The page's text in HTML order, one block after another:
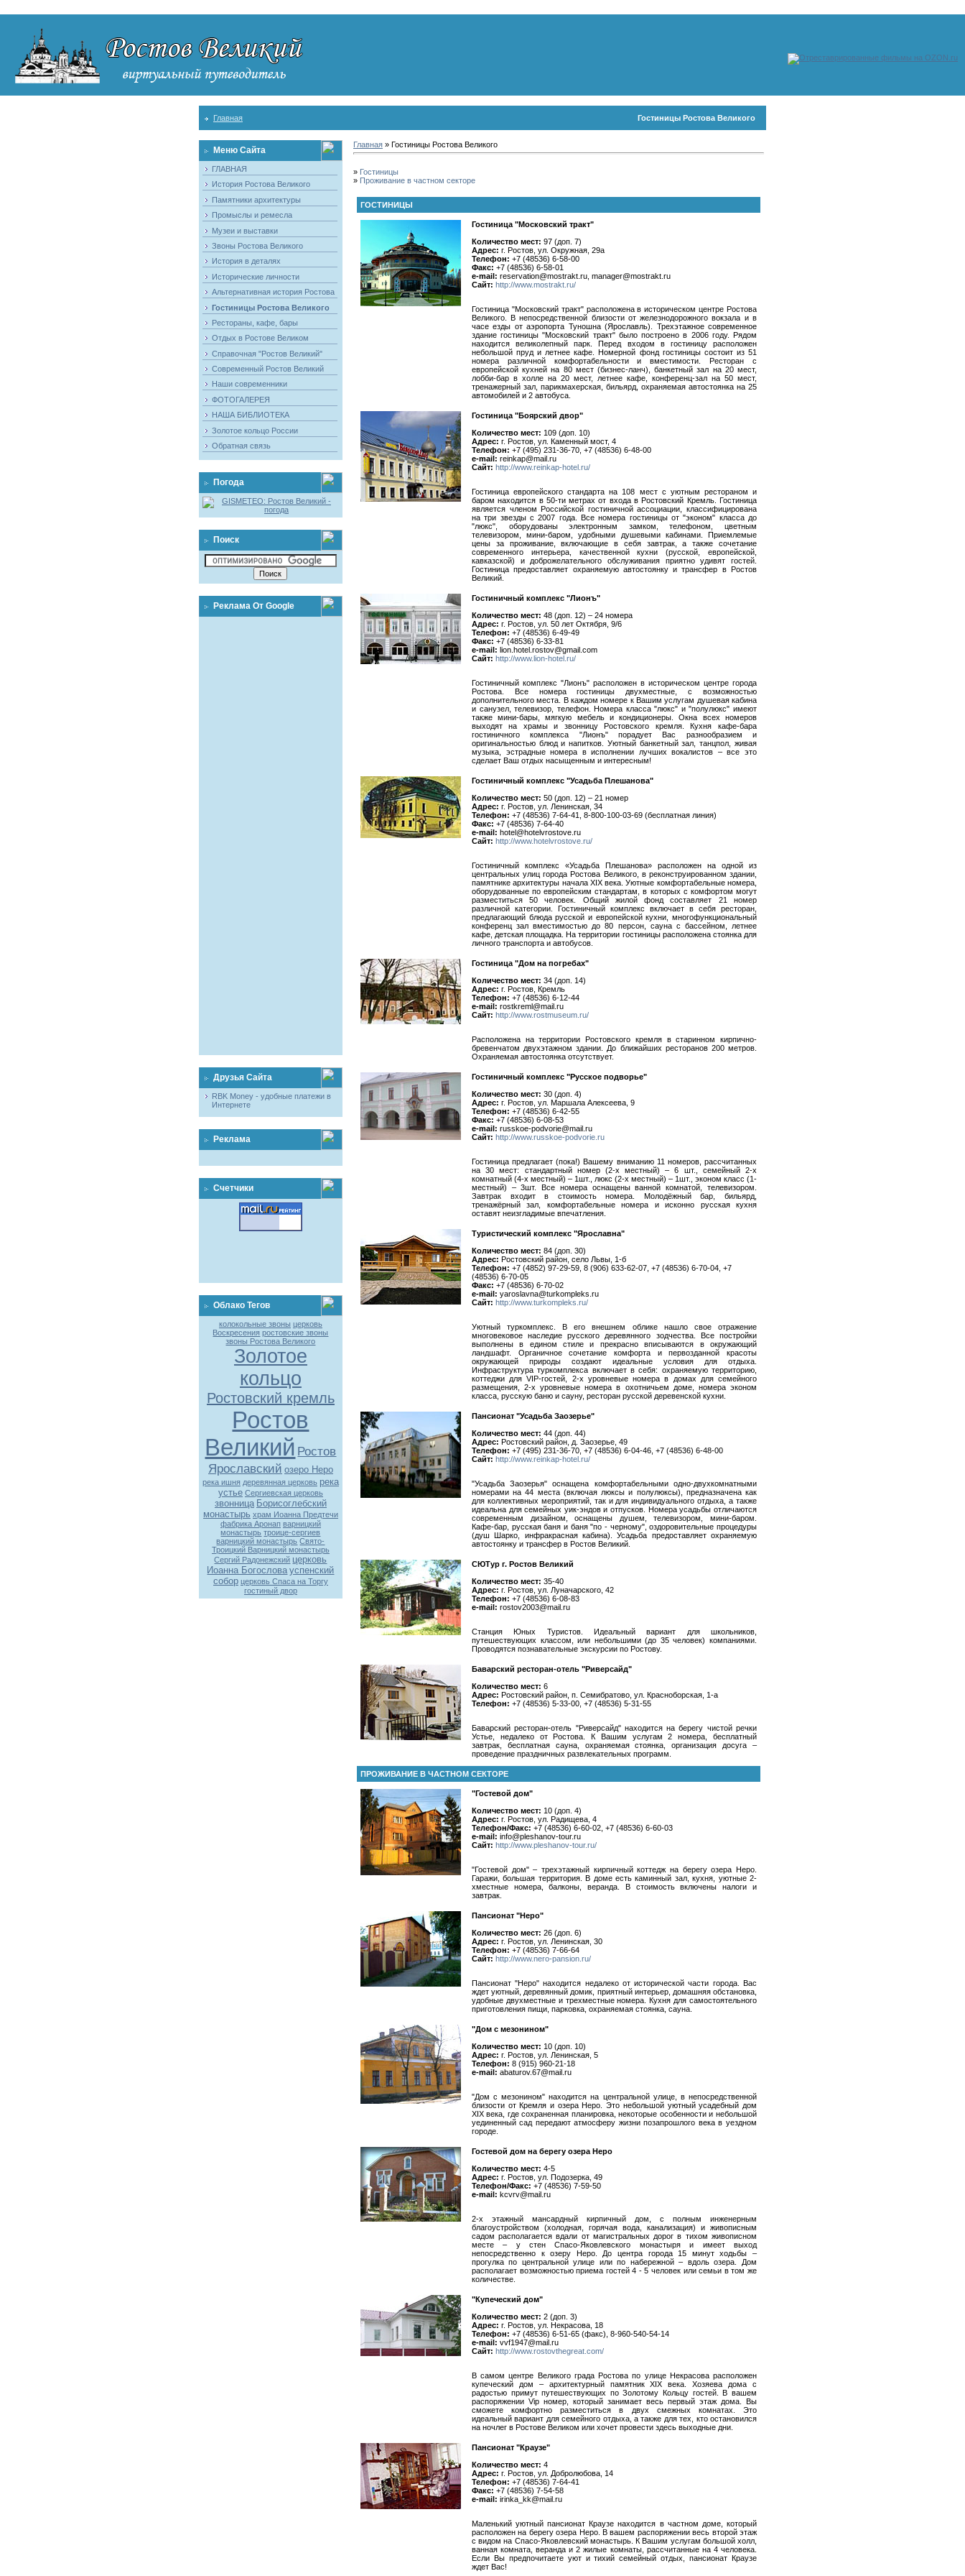
Главная Гостиницы Ростова Великого
Меню Сайта
ГЛАВНАЯ
История Ростова Великого
Памятники архитектуры
Промыслы и ремесла
Музеи и выставки
Звоны Ростова Великого
История в деталях
Исторические личности
Альтернативная история Ростова
Гостиницы Ростова Великого
Рестораны, кафе, бары
Отдых в Ростове Великом
Справочная "Ростов Великий"
Современный Ростов Великий
Наши современники
ФОТОГАЛЕРЕЯ
НАША БИБЛИОТЕКА
Золотое кольцо России
Обратная связь
Погода
Поиск
Реклама От Google
Друзья Сайта
RBK Money - удобные платежи в
Интернете
Реклама
Счетчики
Облако Тегов
колокольные звоны церковь
Воскресения ростовские звоны
звоны Ростова Великого
Золотое
кольцо
Ростовский кремль
Ростов
Великий Ростов
Ярославский озеро Неро
река ишня деревянная церковь река
устье Сергиевская церковь
звонница Борисоглебский
монастырь храм Иоанна Предтечи
фабрика Аронап варницкий
монастырь троице-сергиев
варницкий монастырь Свято-
Троицкий Варницкий монастырь
Сергий Радонежский церковь
Иоанна Богослова успенский
собор церковь Спаса на Торгу
гостиный двор
Главная» Гостиницы Ростова Великого
» Гостиницы
» Проживание в частном секторе
ГОСТИНИЦЫ
Гостиница "Московский тракт"
Количество мест: 97 (доп. 7)
Адрес: г. Ростов, ул. Окружная, 29а
Телефон: +7 (48536) 6-58-00
Факс: +7 (48536) 6-58-01
e-mail: reservation@mostrakt.ru, manager@mostrakt.ru
Сайт: http://www.mostrakt.ru/
Гостиница "Московский тракт" расположена в историческом центре Ростова
Великого. В непосредственной близости от железнодорожного вокзала и в
часе езды от аэропорта Туношна (Ярославль). Трехэтажное современное
здание гостиницы "Московский тракт" было построено в 2006 году. Рядом
находится великолепный парк. Перед входом в гостиницу расположен
небольшой пруд и летнее кафе. Номерной фонд гостиницы состоит из 51
номера различной комфортабельности и вместимости. Ресторан с
европейской кухней на 80 мест (бизнес-ланч), банкетный зал на 20 мест,
лобби-бар в холле на 20 мест, летнее кафе, конференц-зал на 50 мест,
тренажерный зал, парикмахерская, бильярд, охраняемая автостоянка на 25
автомобилей и 2 автобуса.
Гостиница "Боярский двор"
Количество мест: 109 (доп. 10)
Адрес: г. Ростов, ул. Каменный мост, 4
Телефон: +7 (495) 231-36-70, +7 (48536) 6-48-00
e-mail: reinkap@mail.ru
Сайт: http://www.reinkap-hotel.ru/
Гостиница европейского стандарта на 108 мест с уютным рестораном и
баром находится в 50-ти метрах от входа в Ростовский Кремль. Гостиница
является членом Российской гостиничной ассоциации, классифицирована
на три звезды с 2007 года. Все номера гостиницы от "эконом" класса до
"люкс", оборудованы электронным замком, телефоном, цветным
телевизором, мини-баром, удобными душевыми кабинами. Приемлемые
цены за проживание, включающие в себя завтрак, а также сочетание
современного интерьера, качественной кухни (русской, европейской,
кавказской) и доброжелательного обслуживания приятно удивят гостей.
Гостиница предоставляет охраняемую автостоянку и трансфер в Ростов
Великий.
Гостиничный комплекс "Лионъ"
Количество мест: 48 (доп. 12) – 24 номера
Адрес: г. Ростов, ул. 50 лет Октября, 9/6
Телефон: +7 (48536) 6-49-49
Факс: +7 (48536) 6-33-81
e-mail: lion.hotel.rostov@gmail.com
Сайт: http://www.lion-hotel.ru/
Гостиничный комплекс "Лионъ" расположен в историческом центре города
Ростова. Все номера гостиницы двухместные, с возможностью
дополнительного места. В каждом номере к Вашим услугам душевая кабина
и санузел, телевизор, телефон. Номера класса "люкс" и "полулюкс" имеют
также мини-бары, мягкую мебель и кондиционеры. Окна всех номеров
выходят на храмы и звонницу Ростовского кремля. Кухня кафе-бара
гостиничного комплекса "Лионъ" порадует Вас разнообразием и
оригинальностью блюд и напитков. Уютный банкетный зал, танцпол, живая
музыка, эстрадные номера в исполнении лучших вокалистов – все это
сделает Ваш отдых насыщенным и интересным!
Гостиничный комплекс "Усадьба Плешанова"
Количество мест: 50 (доп. 12) – 21 номер
Адрес: г. Ростов, ул. Ленинская, 34
Телефон: +7 (48536) 7-64-41, 8-800-100-03-69 (бесплатная линия)
Факс: +7 (48536) 7-64-40
e-mail: hotel@hotelvrostove.ru
Сайт: http://www.hotelvrostove.ru/
Гостиничный комплекс «Усадьба Плешанова» расположен на одной из
центральных улиц города Ростова Великого, в реконструированном здании,
памятнике архитектуры начала ХIХ века. Уютные комфортабельные номера,
оборудованные по европейским стандартам, в которых с комфортом могут
разместиться 50 человек. Общий жилой фонд составляет 21 номер
различной категории. Гостиничный комплекс включает в себя ресторан,
предлагающий блюда русской и европейской кухни, многофункциональный
конференц зал вместимостью до 80 персон, сауна с бассейном, летнее
кафе, детская площадка. На территории гостиницы расположена стоянка для
личного транспорта и автобусов.
Гостиница "Дом на погребах"
Количество мест: 34 (доп. 14)
Адрес: г. Ростов, Кремль
Телефон: +7 (48536) 6-12-44
e-mail: rostkreml@mail.ru
Сайт: http://www.rostmuseum.ru/
Расположена на территории Ростовского кремля в старинном кирпично-
бревенчатом двухэтажном здании. До ближайших ресторанов 200 метров.
Охраняемая автостоянка отсутствует.
Гостиничный комплекс "Русское подворье"
Количество мест: 30 (доп. 4)
Адрес: г. Ростов, ул. Маршала Алексеева, 9
Телефон: +7 (48536) 6-42-55
Факс: +7 (48536) 6-08-53
e-mail: russkoe-podvorie@mail.ru
Сайт: http://www.russkoe-podvorie.ru
Гостиница предлагает (пока!) Вашему вниманию 11 номеров, рассчитанных
на 30 мест: стандартный номер (2-х местный) – 6 шт., семейный 2-х
комнатный (4-х местный) – 1шт., люкс (2-х местный) – 1шт., эконом класс (1-
местный) – 3шт. Все номера оснащены ванной комнатой, телевизором.
Завтрак входит в стоимость номера. Молодёжный бар, бильярд,
тренажёрный зал, комфортабельные номера и исконно русская кухня
оставят неизгладимые впечатления.
Туристический комплекс "Ярославна"
Количество мест: 84 (доп. 30)
Адрес: Ростовский район, село Львы, 1-б
Телефон: +7 (4852) 97-29-59, 8 (906) 633-62-07, +7 (48536) 6-70-04, +7
(48536) 6-70-05
Факс: +7 (48536) 6-70-02
e-mail: yaroslavna@turkompleks.ru
Сайт: http://www.turkompleks.ru/
Уютный туркомплекс. В его внешнем облике нашло свое отражение
многовековое наследие русского деревянного зодчества. Все постройки
выполнены в едином стиле и прекрасно вписываются в окружающий
ландшафт. Органичное сочетание комфорта и первозданной красоты
окружающей природы создают идеальные условия для отдыха.
Инфраструктура туркомплекса включает в себя: охраняемую территорию,
коттеджи для VIP-гостей, 2-х уровневые номера в домах для семейного
размещения, 2-х уровневые номера в охотничьем доме, номера эконом
класса, русскую баню и сауну, ресторан русской деревенской кухни.
Пансионат "Усадьба Заозерье"
Количество мест: 44 (доп. 44)
Адрес: Ростовский район, д. Заозерье, 49
Телефон: +7 (495) 231-36-70, +7 (48536) 6-04-46, +7 (48536) 6-48-00
Сайт: http://www.reinkap-hotel.ru/
"Усадьба Заозерья" оснащена комфортабельными одно-двухкомнатными
номерами на 44 места (включая люксы и полулюксы), предназначена как
для коллективных мероприятий, так и для индивидуального отдыха, а также
идеальна для семейных уик-эндов и отпусков. Номера усадьбы отличаются
современным дизайном, оснащены душем, телевизором, мини-баром.
Кафе-бар, русская баня и баня "по - черному", оздоровительные процедуры
(душ Шарко, инфракрасная кабина). Усадьба предоставляет охраняемую
автостоянку и трансфер в Ростов Великий.
СЮТур г. Ростов Великий
Количество мест: 35-40
Адрес: г. Ростов, ул. Луначарского, 42
Телефон: +7 (48536) 6-08-83
e-mail: rostov2003@mail.ru
Станция Юных Туристов. Идеальный вариант для школьников,
путешествующих классом, или небольшими (до 35 человек) компаниями.
Проводятся познавательные экскурсии по Ростову.
Баварский ресторан-отель "Риверсайд"
Количество мест: 6
Адрес: Ростовский район, п. Семибратово, ул. Красноборская, 1-а
Телефон: +7 (48536) 5-33-00, +7 (48536) 5-31-55
Баварский ресторан-отель "Риверсайд" находится на берегу чистой речки
Устье, недалеко от Ростова. К Вашим услугам 2 номера, бесплатный
завтрак, бесплатная сауна, охраняемая стоянка, организация досуга –
проведение праздничных развлекательных программ.
ПРОЖИВАНИЕ В ЧАСТНОМ СЕКТОРЕ
"Гостевой дом"
Количество мест: 10 (доп. 4)
Адрес: г. Ростов, ул. Радищева, 4
Телефон/Факс: +7 (48536) 6-60-02, +7 (48536) 6-60-03
e-mail: info@pleshanov-tour.ru
Сайт: http://www.pleshanov-tour.ru/
"Гостевой дом" – трехэтажный кирпичный коттедж на берегу озера Неро.
Гаражи, большая территория. В доме есть каминный зал, кухня, уютные 2-
хместные номера, балконы, веранда. В стоимость включены налоги и
завтрак.
Пансионат "Неро"
Количество мест: 26 (доп. 6)
Адрес: г. Ростов, ул. Ленинская, 30
Телефон: +7 (48536) 7-66-64
Сайт: http://www.nero-pansion.ru/
Пансионат "Неро" находится недалеко от исторической части города. Вас
ждет уютный, деревянный домик, приятный интерьер, домашняя обстановка,
удобные двухместные и трехместные номера. Кухня для самостоятельного
приготовления пищи, парковка, охраняемая стоянка, сауна.
"Дом с мезонином"
Количество мест: 10 (доп. 10)
Адрес: г. Ростов, ул. Ленинская, 5
Телефон: 8 (915) 960-21-18
e-mail: abaturov.67@mail.ru
"Дом с мезонином" находится на центральной улице, в непосредственной
близости от Кремля и озера Неро. Это небольшой уютный усадебный дом
XIX века, где сохраненная планировка, некоторые особенности и небольшой
уединенный сад передают атмосферу жизни позапрошлого века в уездном
городе.
Гостевой дом на берегу озера Неро
Количество мест: 4-5
Адрес: г. Ростов, ул. Подозерка, 49
Телефон/Факс: +7 (48536) 7-59-50
e-mail: kcvrv@mail.ru
2-х этажный мансардный кирпичный дом, с полным инженерным
благоустройством (холодная, горячая вода, канализация) и живописным
садом располагается вдали от магистральных дорог в тихом живописном
месте – у стен Спасо-Яковлевского монастыря и имеет выход
непосредственно к озеру Неро. До центра города 15 минут ходьбы –
прогулка по центральной улице или по набережной – вдоль озера. Дом
располагает возможностью приема гостей 4 - 5 человек или семьи в том же
количестве.
"Купеческий дом"
Количество мест: 2 (доп. 3)
Адрес: г. Ростов, ул. Некрасова, 18
Телефон: +7 (48536) 6-51-65 (факс), 8-960-540-54-14
e-mail: vvf1947@mail.ru
Сайт: http://www.rostovthegreat.com/
В самом центре Великого града Ростова по улице Некрасова расположен
купеческий дом – архитектурный памятник XIX века. Хозяева дома с
радостью примут путешествующих по Золотому Кольцу гостей. В вашем
распоряжении Vip номер, который занимает весь первый этаж дома. Вы
сможете комфортно разместиться в двух смежных комнатах. Это
идеальный вариант для семейного отдыха, а также для тех, кто остановился
на ночлег в Ростове Великом или хочет провести здесь выходные дни.
Пансионат "Краузе"
Количество мест: 4
Адрес: г. Ростов, ул. Добролюбова, 14
Телефон: +7 (48536) 7-64-41
Факс: +7 (48536) 7-54-58
e-mail: irinka_kk@mail.ru
Маленький уютный пансионат Краузе находится в частном доме, который
расположен на берегу озера Неро. В вашем распоряжении весь второй этаж
с видом на Спасо-Яковлевский монастырь. К Вашим услугам большой холл,
ванная комната, веранда и 2 жилые комнаты, рассчитанные на 4 человека.
Если Вы предпочитаете уют и тихий семейный отдых, пансионат Краузе
ждет Вас!